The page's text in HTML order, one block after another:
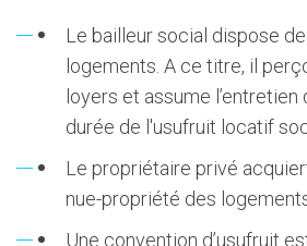
Le bailleur social dispose
logements. A ce titre, il
loyers et assume l’entretien
durée de l'usufruit locatif
Le propriétaire privé
nue-propriété des
Une convention d’usufruit